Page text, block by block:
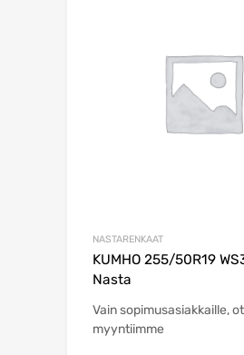
NASTARENKAAT
KUMHO 255/50R19
Nasta
Vain sopimusasiakkaille,
myyntiimme